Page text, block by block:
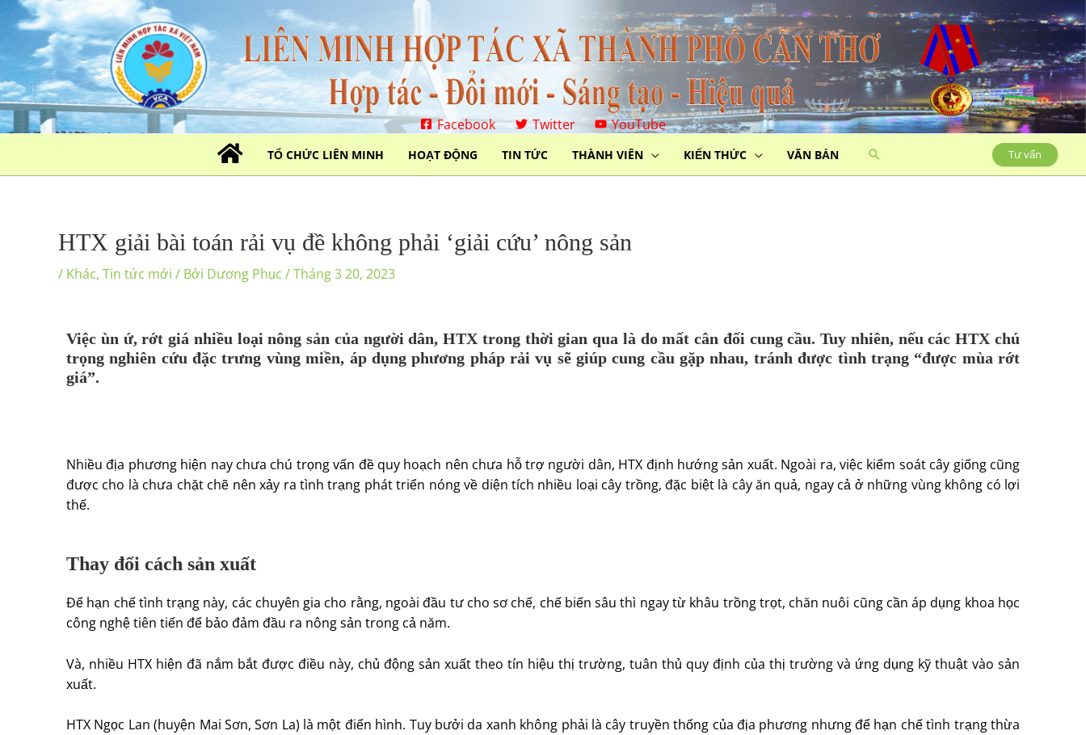
Nhảy
tới
dung
Facebook Twitter YouTube
TỔ CHỨC LIÊN MINH HOẠT ĐỘNG TIN TỨC THÀNH VIÊN KIẾN THỨC VĂN BẢN Tư vấn
HTX giải bài toán rải vụ đề không phải ‘giải cứu’ nông sản
/ Khác, Tin tức mới / Bởi Dương Phục /Tháng 3 20, 2023
Việc ùn ứ, rớt giá nhiều loại nông sản của người dân, HTX trong thời gian qua là do mất cân đối cung cầu. Tuy nhiên, nếu các HTX chú
trọng nghiên cứu đặc trưng vùng miền, áp dụng phương pháp rải vụ sẽ giúp cung cầu gặp nhau, tránh được tình trạng “được mùa rớt
giá”.
Nhiều địa phương hiện nay chưa chú trọng vấn đề quy hoạch nên chưa hỗ trợ người dân, HTX định hướng sản xuất. Ngoài ra, việc kiểm soát cây giống cũng
được cho là chưa chặt chẽ nên xảy ra tình trạng phát triển nóng về diện tích nhiều loại cây trồng, đặc biệt là cây ăn quả, ngay cả ở những vùng không có lợi
thế.
Thay đổi cách sản xuất
Để hạn chế tình trạng này, các chuyên gia cho rằng, ngoài đầu tư cho sơ chế, chế biến sâu thì ngay từ khâu trồng trọt, chăn nuôi cũng cần áp dụng khoa học
công nghệ tiên tiến để bảo đảm đầu ra nông sản trong cả năm.
Và, nhiều HTX hiện đã nắm bắt được điều này, chủ động sản xuất theo tín hiệu thị trường, tuân thủ quy định của thị trường và ứng dụng kỹ thuật vào sản
xuất.
HTX Ngọc Lan (huyện Mai Sơn, Sơn La) là một điển hình. Tuy bưởi da xanh không phải là cây truyền thống của địa phương nhưng để hạn chế tình trạng thừa